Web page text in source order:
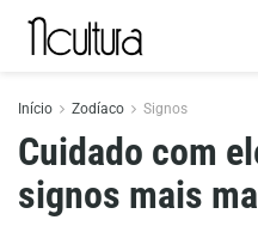
Início Zodíaco Signos
Cuidado com
signos mais